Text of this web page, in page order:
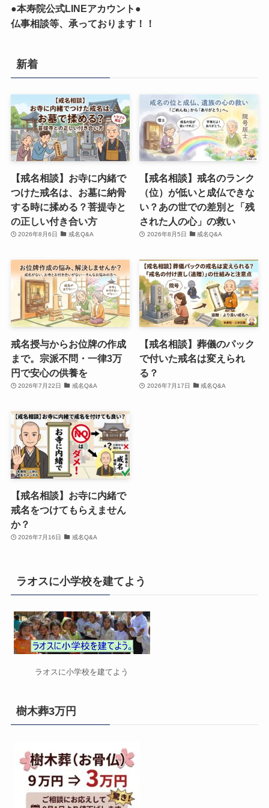
●本寿院公式LINEアカウント●
仏事相談等、承っております！！
新着
【戒名相談】お寺に内緒で
つけた戒名は、お墓に納骨
する時に揉める？菩提寺と
の正しい付き合い方
2026年8月6日 戒名Q&A
【戒名相談】戒名のランク
（位）が低いと成仏できな
い？あの世での差別と「残
された人の心」の救い
2026年8月5日 戒名Q&A
戒名授与からお位牌の作成
まで。宗派不問・一律3万
円で安心の供養を
2026年7月22日 戒名Q&A
【戒名相談】葬儀のパック
で付いた戒名は変えられ
る？
2026年7月17日 戒名Q&A
【戒名相談】お寺に内緒で
戒名をつけてもらえません
か？
2026年7月16日 戒名Q&A
ラオスに小学校を建てよう
ラオスに小学校を建てよう
樹木葬3万円